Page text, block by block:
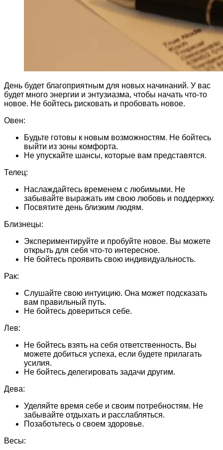
День будет благоприятным для новых начинаний. У вас
будет много энергии и энтузиазма, чтобы начать что-то
новое. Не бойтесь рисковать и пробовать новое.
Овен:
Будьте готовы к новым возможностям. Не бойтесь
выйти из зоны комфорта.
Не упускайте шансы, которые вам представятся.
Телец:
Наслаждайтесь временем с любимыми. Не
забывайте выражать им свою любовь и поддержку.
Посвятите день близким людям.
Близнецы:
Экспериментируйте и пробуйте новое. Вы можете
открыть для себя что-то интересное.
Не бойтесь проявить свою индивидуальность.
Рак:
Слушайте свою интуицию. Она может подсказать
вам правильный путь.
Не бойтесь довериться себе.
Лев:
Не бойтесь взять на себя ответственность. Вы
можете добиться успеха, если будете прилагать
усилия.
Не бойтесь делегировать задачи другим.
Дева:
Уделяйте время себе и своим потребностям. Не
забывайте отдыхать и расслабляться.
Позаботьтесь о своем здоровье.
Весы: